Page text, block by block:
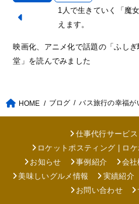
1人で生きていく「魔
えます。
映画化、アニメ化で話題の「ふし
堂」を読んでみました
HOME ブログ バス旅行の幸福が
仕事代行サービス
ロケットポスティング | ロケ
お知らせ
事例紹介 会
美味しいグルメ情報
実績紹介
お問い合わせ